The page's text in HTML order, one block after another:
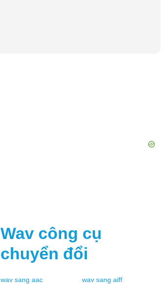
Wav công cụ
chuyển đổi
wav sang aac wav sang aiff